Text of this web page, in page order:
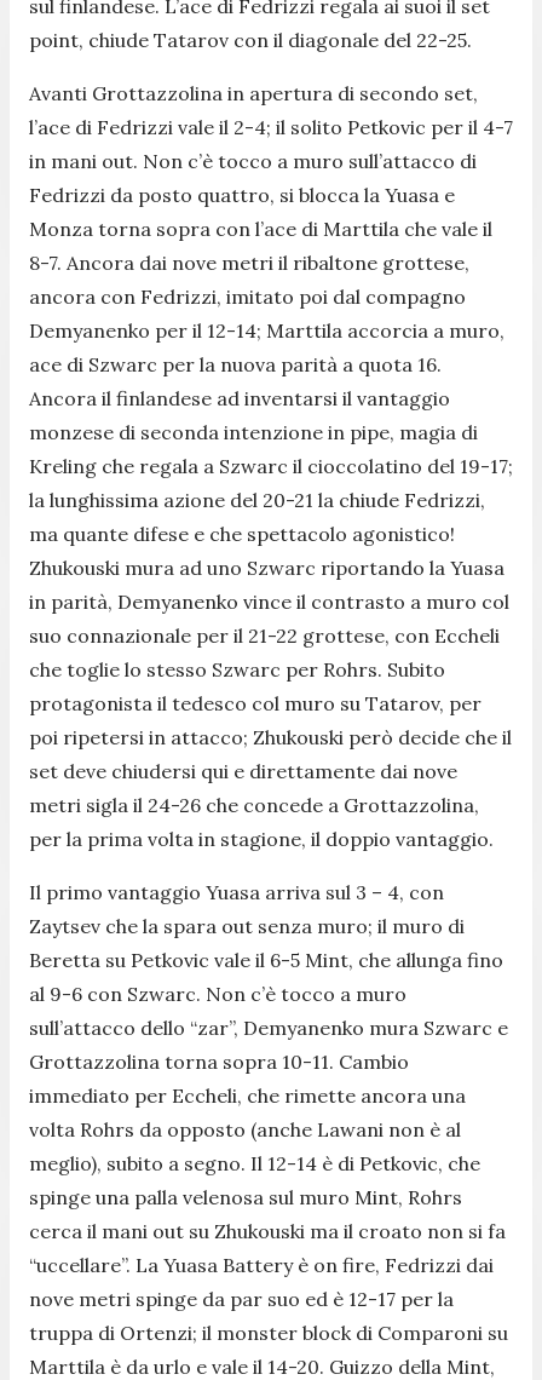
sul finlandese. L’ace di Fedrizzi regala ai suoi il set
point, chiude Tatarov con il diagonale del 22-25.
Avanti Grottazzolina in apertura di secondo set,
l’ace di Fedrizzi vale il 2-4; il solito Petkovic per il 4-7
in mani out. Non c’è tocco a muro sull’attacco di
Fedrizzi da posto quattro, si blocca la Yuasa e
Monza torna sopra con l’ace di Marttila che vale il
8-7. Ancora dai nove metri il ribaltone grottese,
ancora con Fedrizzi, imitato poi dal compagno
Demyanenko per il 12-14; Marttila accorcia a muro,
ace di Szwarc per la nuova parità a quota 16.
Ancora il finlandese ad inventarsi il vantaggio
monzese di seconda intenzione in pipe, magia di
Kreling che regala a Szwarc il cioccolatino del 19-17;
la lunghissima azione del 20-21 la chiude Fedrizzi,
ma quante difese e che spettacolo agonistico!
Zhukouski mura ad uno Szwarc riportando la Yuasa
in parità, Demyanenko vince il contrasto a muro col
suo connazionale per il 21-22 grottese, con Eccheli
che toglie lo stesso Szwarc per Rohrs. Subito
protagonista il tedesco col muro su Tatarov, per
poi ripetersi in attacco; Zhukouski però decide che il
set deve chiudersi qui e direttamente dai nove
metri sigla il 24-26 che concede a Grottazzolina,
per la prima volta in stagione, il doppio vantaggio.
Il primo vantaggio Yuasa arriva sul 3 – 4, con
Zaytsev che la spara out senza muro; il muro di
Beretta su Petkovic vale il 6-5 Mint, che allunga fino
al 9-6 con Szwarc. Non c’è tocco a muro
sull’attacco dello “zar”, Demyanenko mura Szwarc e
Grottazzolina torna sopra 10-11. Cambio
immediato per Eccheli, che rimette ancora una
volta Rohrs da opposto (anche Lawani non è al
meglio), subito a segno. Il 12-14 è di Petkovic, che
spinge una palla velenosa sul muro Mint, Rohrs
cerca il mani out su Zhukouski ma il croato non si fa
“uccellare”. La Yuasa Battery è on fire, Fedrizzi dai
nove metri spinge da par suo ed è 12-17 per la
truppa di Ortenzi; il monster block di Comparoni su
Marttila è da urlo e vale il 14-20. Guizzo della Mint,